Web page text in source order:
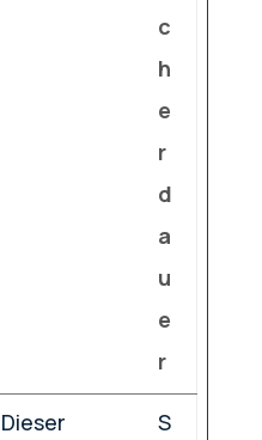
c
h
e
r
d
a
u
e
r
Dieser
S